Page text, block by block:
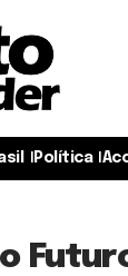
Política